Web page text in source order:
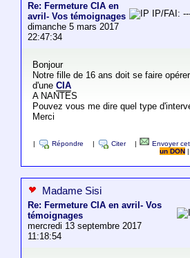
Re: Fermeture CIA en
avril- Vos témoignages
dimanche 5 mars 2017
22:47:34
IP/FAI:
Bonjour
Notre fille de 16 ans doit se faire
d'une CIA
A NANTES
Pouvez vous me dire quel type
Merci
Répondre Citer Envoyer
un DON
Madame Sisi
Re: Fermeture CIA en avril- Vos
témoignages
mercredi 13 septembre 2017
11:18:54